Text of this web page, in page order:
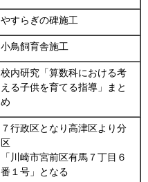
やすらぎの碑施工
小鳥飼育舎施工
校内研究「算数科における考
える子供を育てる指導」まと
め
７行政区となり高津区より分
区
「川崎市宮前区有馬７丁目６
番１号」となる